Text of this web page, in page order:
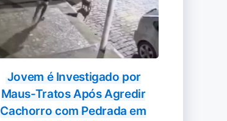
Jovem é Investigado por
Maus-Tratos Após Agredir
Cachorro com Pedrada em